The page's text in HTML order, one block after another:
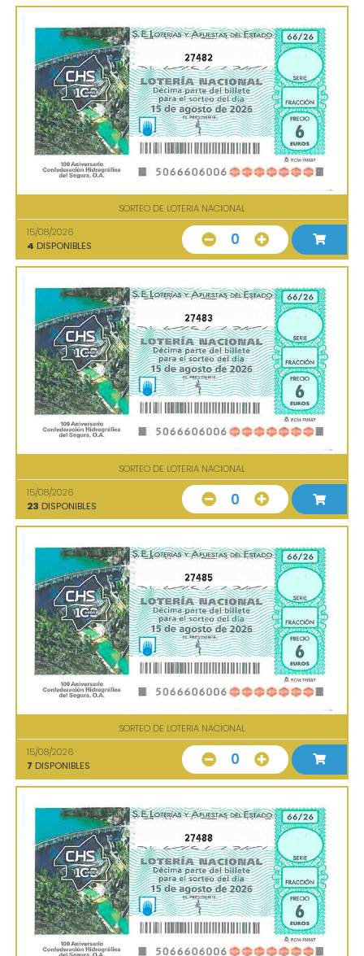
27482
SORTEO DE LOTERIA NACIONAL
15/08/2026
4 DISPONIBLES 0
27483
SORTEO DE LOTERIA NACIONAL
15/08/2026
23 DISPONIBLES 0
27485
SORTEO DE LOTERIA NACIONAL
15/08/2026
7 DISPONIBLES 0
27488